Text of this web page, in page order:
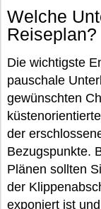
Welche
Reiseplan?
Die wichtigste
pauschale
gewünschten
der
Bezugspunkte.
Plänen sollten
der
exponiert ist